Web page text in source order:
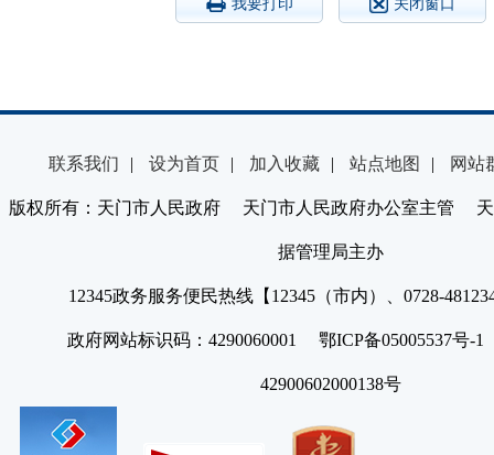
我要打印 关闭窗口
联系我们 | 设为首页 | 加入收藏 | 站点地图 | 网站
版权所有：天门市人民政府 天门市人民政府办公室主管 天
据管理局主办
12345政务服务便民热线【12345（市内）、0728-
政府网站标识码：4290060001 鄂ICP备05005537号
42900602000138号